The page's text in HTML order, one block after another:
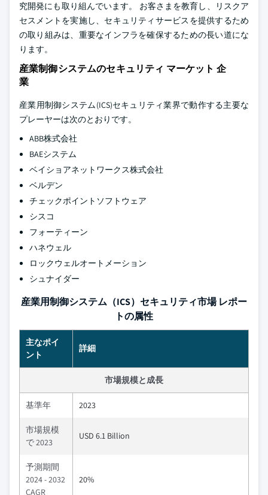
究開発にも取り組んでいます。 お客さまを教育し、リスクア
セスメントを実施し、セキュリティサービスを提供するため
の取り組みは、重要なインフラを確保するための長い道にな
ります。
産業制御システムのセキュリティ マーケット 企
業
産業用制御システム(ICS)セキュリティ業界で動作する主要な
プレーヤーは次のとおりです。
ABB株式会社
BAEシステム
ベイショアネットワークス株式会社
ベルデン
チェックポイントソフトウェア
シスコ
フォーティーン
ハネウェル
ロックウェルオートメーション
シュナイダー
産業用制御システム（ICS）セキュリティ市場 レポー
トの属性
主なポイ
ント
詳細
市場規模と成長
基準年 2023
市場規模
で 2023
USD 6.1 Billion
予測期間
2024 - 2032
CAGR
20%